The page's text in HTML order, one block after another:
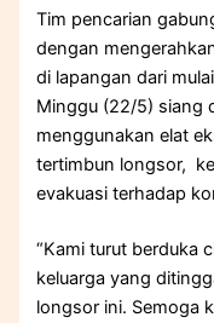
Tim pencarian
dengan
di lapangan dari
Minggu (22/5) siang
menggunakan elat
tertimbun longsor,
evakuasi terhadap
“Kami turut berduka
keluarga yang
longsor ini. Semoga